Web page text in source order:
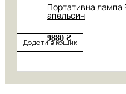
Портативна лампа
апельсин
9880 ₴
Додати в кошик